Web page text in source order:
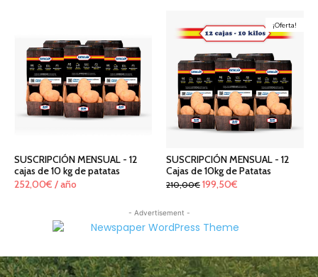
SUSCRIPCIÓN MENSUAL - 12
cajas de 10 kg de patatas
252,00€ / año
¡Oferta!
SUSCRIPCIÓN MENSUAL - 12
Cajas de 10kg de Patatas
210,00€ El
era:
199,50€
es:
- Advertisement -